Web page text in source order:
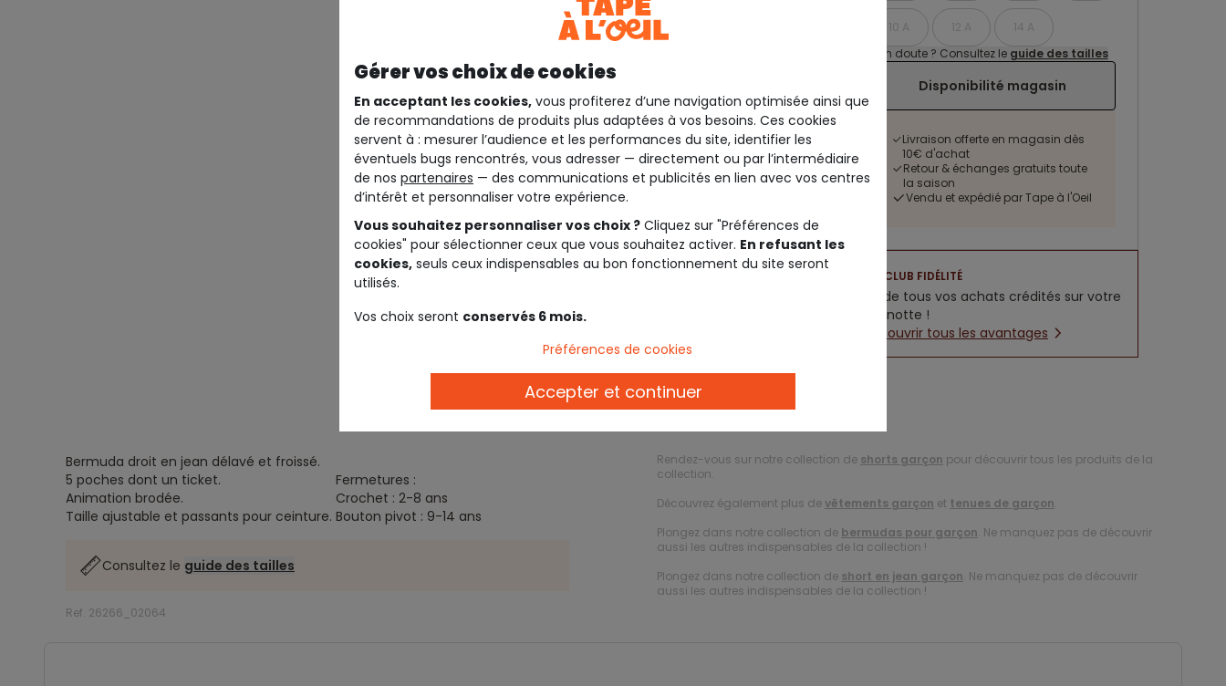
10 A 12 A
14 A
Un doute ? Consultez le guide des tailles
Disponibilité magasin
Livraison offerte en magasin dès
10€ d'achat
Retour & échanges gratuits toute
la saison
Vendu et expédié par Tape à l'Oeil
CLUB FIDÉLITÉ
5% de tous vos achats crédités sur votre
cagnotte !
Découvrir tous les avantages
Description
Bermuda droit en jean délavé et froissé.
5 poches dont un ticket.
Animation brodée.
Taille ajustable et passants pour ceinture.
Fermetures :
Crochet : 2-8 ans
Bouton pivot : 9-14 ans
Consultez le guide des tailles
Ref. 26266_02064
Rendez-vous sur notre collection de shorts garçon pour découvrir tous les produits de la
collection.
Découvrez également plus devêtements garçon et tenues de garçon.
Plongez dans notre collection de bermudas pour garçon. Ne manquez pas de découvrir
aussi les autres indispensables de la collection !
Plongez dans notre collection de short en jean garçon. Ne manquez pas de découvrir
aussi les autres indispensables de la collection !
Gérer vos choix de cookies
En acceptant les cookies, vous profiterez d’une navigation optimisée ainsi que
de recommandations de produits plus adaptées à vos besoins. Ces cookies
servent à : mesurer l’audience et les performances du site, identifier les
éventuels bugs rencontrés, vous adresser — directement ou par l’intermédiaire
de nos partenaires — des communications et publicités en lien avec vos centres
d’intérêt et personnaliser votre expérience.
Vous souhaitez personnaliser vos choix ? Cliquez sur "Préférences de
cookies" pour sélectionner ceux que vous souhaitez activer. En refusant les
cookies, seuls ceux indispensables au bon fonctionnement du site seront
utilisés.
Vos choix seront conservés 6 mois.
Préférences de cookies
Accepter et continuer